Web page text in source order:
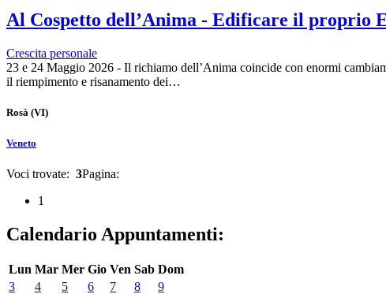
Al Cospetto dell’Anima - Edificare il proprio
Crescita personale
23 e 24 Maggio 2026 - Il richiamo dell’Anima coincide con enormi
il riempimento e risanamento dei…
Rosà (VI)
Veneto
Voci trovate: 3Pagina:
1
Calendario Appuntamenti:
Lun Mar Mer Gio Ven Sab Dom
3
4 5 6 7 8 9